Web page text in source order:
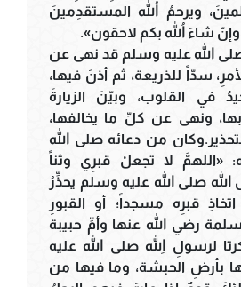
ويرحمُ اللهُ المستقدِمينَ
شاءَ اللهُ بكم لاحقون».
الله عليه وسلم قد نهى عن
سدّاً للذريعة، ثم أذنَ فيها،
في القلوب، وبيّنَ الزيارةَ
ونهى عن كلِّ ما يخالفها،
من دعائه صلى الله
«اللهمَّ لا تجعلْ قبرِي وثناً
صلى الله عليه وسلم يحذِّرُ
قبرِه مسجداً؛ أو القبورِ
رضي الله عنها وأمِّ حبيبة
لرسولِ اللهِ صلى الله عليه
بأرضِ الحبشة، وما فيها من